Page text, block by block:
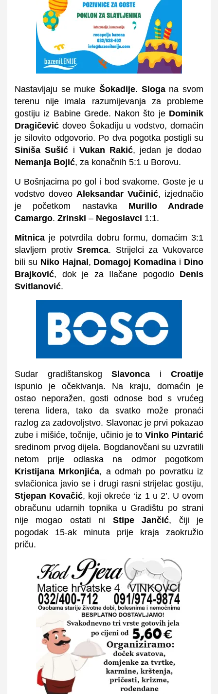
Nastavljaju se muke Šokadije. Slogana svom
terenu nije imala razumijevanja za probleme
gostiju iz Babine Grede. Nakon što je Dominik
Dragičević doveo Šokadiju u vodstvo, domaćin
je silovito odgovorio. Po dva pogotka postigli su
Siniša Sušić i Vukan Rakić, jedan je dodao
Nemanja Bojić, za konačnih 5:1 u Borovu.
U Bošnjacima po gol i bod svakome. Goste je u
vodstvo doveo Aleksandar Vučinić, izjednačio
je početkom nastavkaMurillo Andrade
Camargo. Zrinski – Negoslavci 1:1.
Mitnica je potvrdila dobru formu, domaćim 3:1
slavljem protivSremca. Strijelci za Vukovarce
bili su Niko Hajnal , Domagoj Komadina i Dino
Brajković, dok je za Ilačane pogodioDenis
Svitlanović.
Sudar gradištanskog Slavonca i Croatije
ispunio je očekivanja. Na kraju, domaćin je
ostao neporažen, gosti odnose bod s vrućeg
terena lidera, tako da svatko može pronaći
razlog za zadovoljstvo. Slavonac je prvi pokazao
zube i mišiće, točnije, učinio je to Vinko Pintarić
sredinom prvog dijela. Bogdanovčani su uzvratili
netom prije odlaska na odmor pogotkom
Kristijana Mrkonjića, a odmah po povratku iz
svlačionica javio se i drugi rasni strijelac gostiju,
Stjepan Kovačić, koji okreće ‘iz 1 u 2’. U ovom
obračunu udarnih topnika u Gradištu po strani
nije mogao ostati ni Stipe Jančić, čiji je
pogodak 15-ak minuta prije kraja zaokružio
priču.